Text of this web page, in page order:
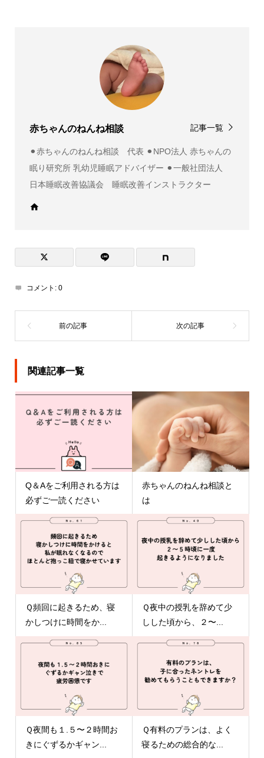
記事一覧
赤ちゃんのねんね相談
⚫︎赤ちゃんのねんね相談 代表 ⚫︎NPO法人 赤ちゃんの
眠り研究所 乳幼児睡眠アドバイザー ⚫︎一般社団法人
日本睡眠改善協議会 睡眠改善インストラクター
コメント: 0
関連記事一覧
Q＆Aをご利用される方は
必ずご一読ください
赤ちゃんのねんね相談と
は
Ｑ頻回に起きるため、寝
かしつけに時間をか...
Ｑ夜中の授乳を辞めて少
しした頃から、２〜...
Ｑ夜間も１.５〜２時間お
きにぐずるかギャン...
Ｑ有料のプランは、よく
寝るための総合的な...